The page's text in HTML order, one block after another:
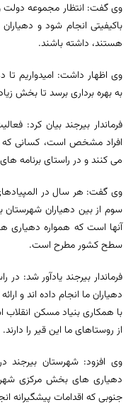
وی گفت: انتظار مجموعه دولت
باکیفیتی انجام شود و
هستند، داشته باشند.
وی اظهار داشت: امیدواریم
به بهره برداری برسد تا بخش
فرماندار بیرجند بیان کرد:
افراد مشخص است، کسانی که
می کنند و در راستای برنامه
وی گفت: هر سال در
سوم از بین دهیاران شهرستان
آنها است که همواره
سطح کشور مطرح است.
فرماندار بیرجند یادآور شد: در
دهیاران ما انجام داده اند و
با همکاری بنیاد مسکن
از روستاهای ما این قیر را دارند.
وی افزود: شهرستان بیرجند
دهیاری های بخش مرکزی
جنوبی که اقدامات پیشگیرانه